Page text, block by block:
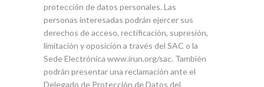
protección de datos personales. Las
personas interesadas podrán ejercer sus
derechos de acceso, rectificación, supresión,
limitación y oposición a través del SAC o la
Sede Electrónica www.irun.org/sac. También
podrán presentar una reclamación ante el
Delegado de Protección de Datos del